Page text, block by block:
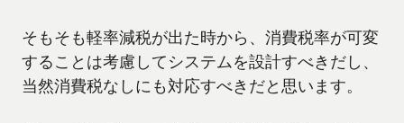
そもそも軽率減税が出た時から、消費税率が可変
することは考慮してシステムを設計すべきだし、
当然消費税なしにも対応すべきだと思います。